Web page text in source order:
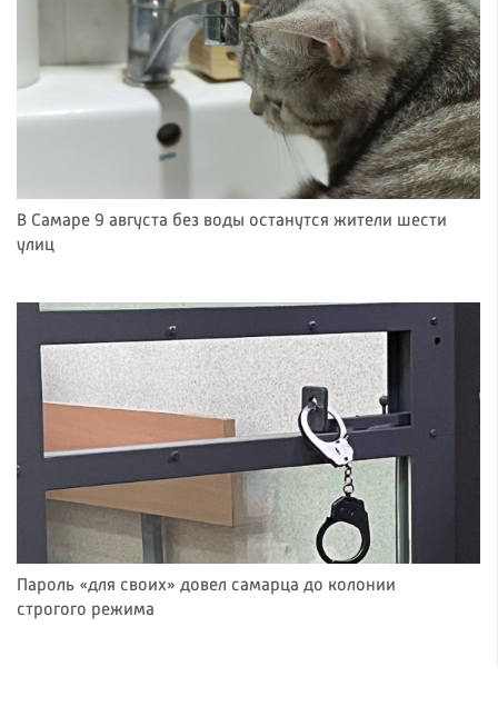
В Самаре 9 августа без воды останутся жители шести
улиц
Пароль «для своих» довел самарца до колонии
строгого режима